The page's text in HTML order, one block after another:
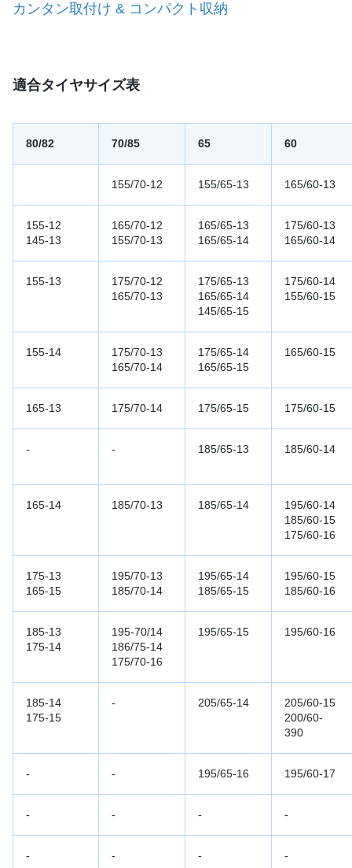
カンタン取付け & コンパクト収納
適合タイヤサイズ表
80/82 70/85 65 60
155/70-12 155/65-13 165/60-13
155-12
145-13
165/70-12
155/70-13
165/65-13
165/65-14
175/60-13
165/60-14
155-13
175/70-12
165/70-13
175/65-13
165/65-14
145/65-15
175/60-14
155/60-15
155-14
175/70-13
165/70-14
175/65-14
165/65-15
165/60-15
165-13 175/70-14 175/65-15 175/60-15
- - 185/65-13 185/60-14
165-14 185/70-13 185/65-14
195/60-14
185/60-15
175/60-16
175-13
165-15
195/70-13
185/70-14
195/65-14
185/65-15
195/60-15
185/60-16
185-13
175-14
195-70/14
186/75-14
175/70-16
195/65-15 195/60-16
185-14
175-15
- 205/65-14
205/60-15
200/60-
390
- - 195/65-16 195/60-17
- - - -
- - - -